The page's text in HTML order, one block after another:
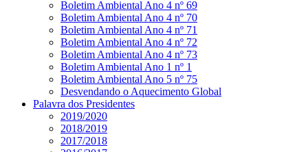
Boletim Ambiental Ano 4 nº 69
Boletim Ambiental Ano 4 nº 70
Boletim Ambiental Ano 4 nº 71
Boletim Ambiental Ano 4 nº 72
Boletim Ambiental Ano 4 nº 73
Boletim Ambiental Ano 1 nº 1
Boletim Ambiental Ano 5 nº 75
Desvendando o Aquecimento Global
Palavra dos Presidentes
2019/2020
2018/2019
2017/2018